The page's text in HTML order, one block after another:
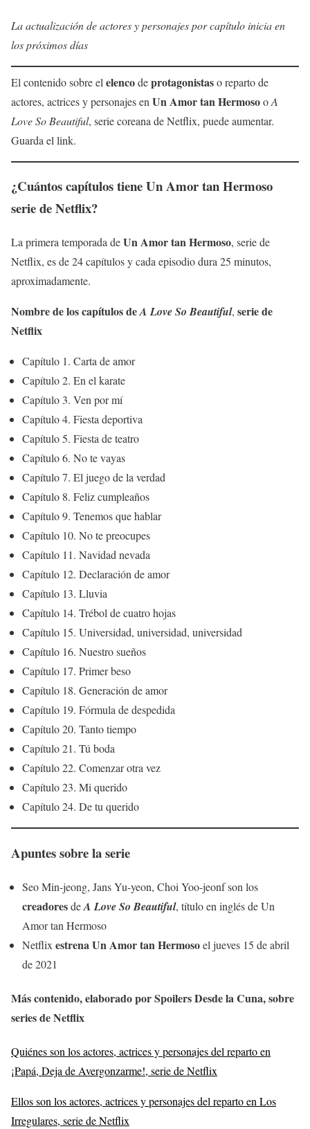
La actualización de actores y personajes por capítulo inicia en
los próximos días
El contenido sobre el elencodeprotagonistaso reparto de
actores, actrices y personajes en Un Amor tan HermosooA
Love So Beautiful, serie coreana de Netflix, puede aumentar.
Guarda el link.
¿Cuántos capítulos tieneUn Amor tan Hermoso
serie de Netflix?
La primera temporada deUn Amor tan Hermoso, serie de
Netflix, es de 24 capítulos y cada episodio dura 25 minutos,
aproximadamente.
Nombre de los capítulos deA Love So Beautiful, serie de
Netflix
Capítulo 1. Carta de amor
Capítulo 2. En el karate
Capítulo 3. Ven por mí
Capítulo 4. Fiesta deportiva
Capítulo 5. Fiesta de teatro
Capítulo 6. No te vayas
Capítulo 7. El juego de la verdad
Capítulo 8. Feliz cumpleaños
Capítulo 9. Tenemos que hablar
Capítulo 10. No te preocupes
Capítulo 11. Navidad nevada
Capítulo 12. Declaración de amor
Capítulo 13. Lluvia
Capítulo 14. Trébol de cuatro hojas
Capítulo 15. Universidad, universidad, universidad
Capítulo 16. Nuestro sueños
Capítulo 17. Primer beso
Capítulo 18. Generación de amor
Capítulo 19. Fórmula de despedida
Capítulo 20. Tanto tiempo
Capítulo 21. Tú boda
Capítulo 22. Comenzar otra vez
Capítulo 23. Mi querido
Capítulo 24. De tu querido
Apuntes sobre la serie
Seo Min-jeong, Jans Yu-yeon, Choi Yoo-jeonf son los
creadoresdeA Love So Beautiful, título en inglés de Un
Amor tan Hermoso
Netflix estrena Un Amor tan Hermosoel jueves 15 de abril
de 2021
Más contenido, elaborado por Spoilers Desde la Cuna, sobre
series de Netflix
Quiénes son los actores, actrices y personajes del reparto en
¡Papá, Deja de Avergonzarme!, serie de Netflix
Ellos son los actores, actrices y personajes del reparto en Los
Irregulares, serie de Netflix